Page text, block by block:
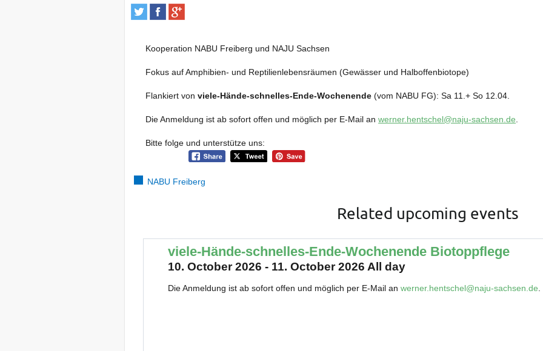
Kooperation NABU Freiberg und NAJU Sachsen
Fokus auf Amphibien- und Reptilienlebensräumen (Gewässer und Halboffenbiotope)
Flankiert vonviele-Hände-schnelles-Ende-Wochenende (vom NABU FG): Sa 11.+ So 12.04.
Die Anmeldung ist ab sofort offen und möglich per E-Mail anwerner.hentschel@naju-sachsen.de
Bitte folge und unterstütze uns:
NABU Freiberg
Related upcoming events
viele-Hände-schnelles-Ende-Wochenende Biotoppflege
10. October 2026 - 11. October 2026 All day
Die Anmeldung ist ab sofort offen und möglich per E-Mail an werner.hentschel@naju-sachsen.de